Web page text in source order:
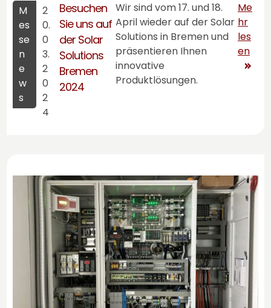
M
es
se
n
e
w
s
2
0.
0
3.
2
0
2
4
Besuchen
Sie uns auf
der Solar
Solutions
Bremen
2024
Wir sind vom 17. und 18.
April wieder auf der Solar
Solutions in Bremen und
präsentieren Ihnen
innovative
Produktlösungen.
Me
hr
les
en